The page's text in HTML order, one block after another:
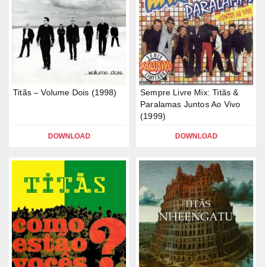
Titãs – Volume Dois (1998)
DOWNLOAD
Sempre Livre Mix: Titãs &
Paralamas Juntos Ao Vivo
(1999)
DOWNLOAD